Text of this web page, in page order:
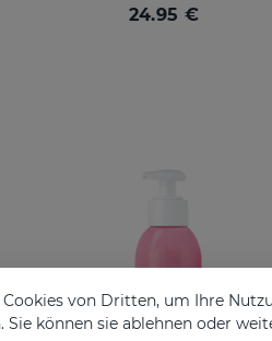
24.95 €
von Dritten, um Ihre
Sie können sie ablehnen oder